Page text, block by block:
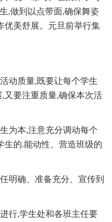
,做到以点带面,确保舞姿
优美舒展。元旦前举行集
质量,既要让每个学生
又要注重质量,确保本次活
本,注意充分调动每个
生的.能动性、营造班级的
确、准备充分、宣传到
,学生处和各班主任要